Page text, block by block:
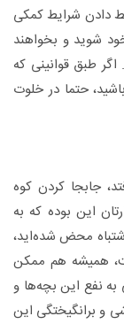
دادن شرایط کمکی
شوید و بخواهند
اگر طبق قوانینی که
حتما در خلوت
جابجا کردن کوه
این بوده که به
محض شده‌اید،
همیشه هم ممکن
نفع این بچه‌ها و
و برانگیختگی این